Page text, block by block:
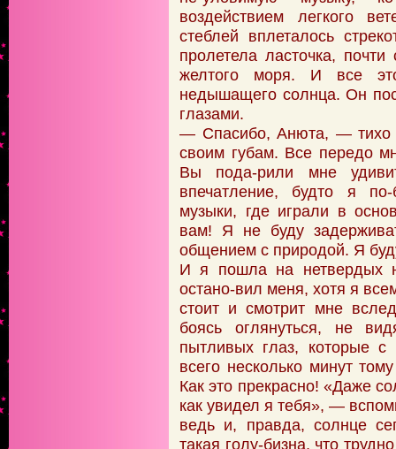
воздействием легкого
стеблей вплеталось
пролетела ласточка,
желтого моря. И все
недышащего солнца. Он
глазами.
— Спасибо, Анюта, — тихо
своим губам. Все передо
Вы пода-рили мне
впечатление, будто я
музыки, где играли в
вам! Я не буду
общением с природой. Я
И я пошла на нетвердых
остано-вил меня, хотя я
стоит и смотрит мне
боясь оглянуться, не
пытливых глаз, которые
всего несколько минут
Как это прекрасно! «Даже
как увидел я тебя», —
ведь и, правда, солнце
такая голу-бизна, что